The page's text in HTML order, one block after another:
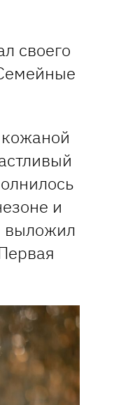
своего
и
выложил